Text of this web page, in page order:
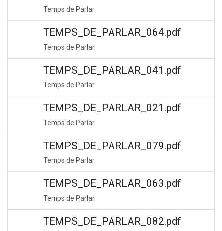
Temps de Parlar
TEMPS_DE_PARLAR_064.pdf
Temps de Parlar
TEMPS_DE_PARLAR_041.pdf
Temps de Parlar
TEMPS_DE_PARLAR_021.pdf
Temps de Parlar
TEMPS_DE_PARLAR_079.pdf
Temps de Parlar
TEMPS_DE_PARLAR_063.pdf
Temps de Parlar
TEMPS_DE_PARLAR_082.pdf